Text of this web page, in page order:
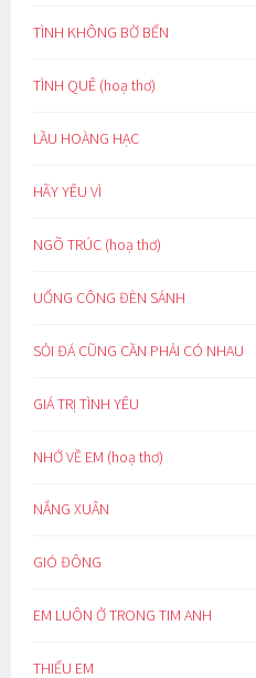
TÌNH KHÔNG BỜ BẾN
TÌNH QUÊ (hoạ thơ)
LẦU HOÀNG HẠC
HÃY YÊU VÌ
NGÕ TRÚC (hoạ thơ)
UỔNG CÔNG ĐÈN SÁNH
SỎI ĐÁ CŨNG CẦN PHẢI CÓ NHAU
GIÁ TRỊ TÌNH YÊU
NHỚ VỀ EM (hoạ thơ)
NẮNG XUÂN
GIÓ ĐÔNG
EM LUÔN Ở TRONG TIM ANH
THIẾU EM